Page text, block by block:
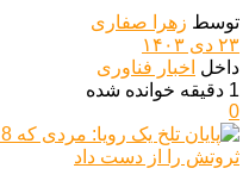
توسط زهرا صفاری
۲۳ دی ۱۴۰۳
داخل اخبار فناوری
1 دقیقه خوانده شده
0